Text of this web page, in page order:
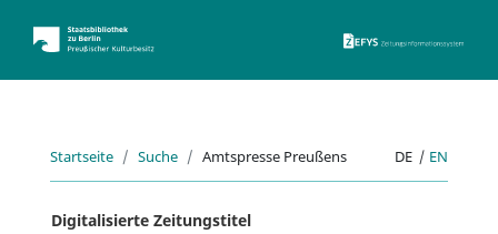
Startseite Suche Amtspresse Preußens DE | EN
Digitalisierte Zeitungstitel